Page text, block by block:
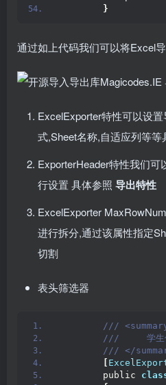
}
通过如上代码我们可以将Excel
ExcelExporter特性可以设
式,Sheet名称,自适应列等等
ExporterHeader特性我们
行设置 具体参照 导出特性
ExcelExporter
进行拆分,通过该属性指定
切割
表头筛选器
///
///     学生
/// </
        public